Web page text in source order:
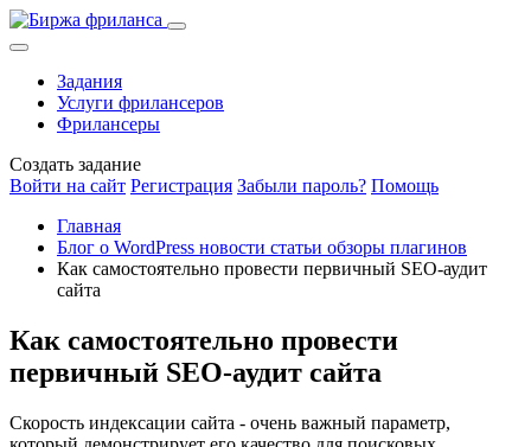
Задания
Услуги фрилансеров
Фрилансеры
Создать задание
Войти на сайт Регистрация Забыли пароль? Помощь
Главная
Блог о WordPress новости статьи обзоры плагинов
Как самостоятельно провести первичный SEO-аудит
сайта
Как самостоятельно провести
первичный SEO-аудит сайта
Скорость индексации сайта - очень важный параметр,